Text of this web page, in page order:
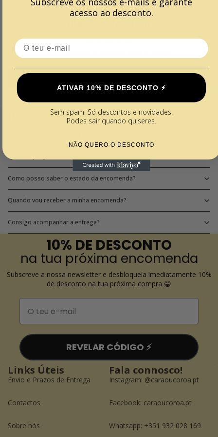
Seja o primeiro a escrever uma avaliação
Perguntas Frequentes
Qual é o preço do envio?
Como posso saber o estado da encomenda?
Quando vou receber a minha encomenda?
Consigo acompanhar a entrega?
10% DE DESCONTO
na tua próxima encomenda
Subscreve a nossa newsletter e desbloqueia imediatamente 10%
de desconto na tua próxima compra 😁
REVELAR CÓDIGO ⚡️
Links Úteis
Envio e Prazos de Entrega
Contactos
Sobre nós
Fala connosco!
Instagram: @caraoucoroa.pt
Facebook: caraoucoroa.pt
Whatsapp: +351 932 028 169
Política de reembolso
acesso ao desconto.
Email
ATIVAR 10% DE DESCONTO ⚡️
Sem spam. Só descontos e novidades.
Podes sair quando quiseres.
NÃO QUERO O DESCONTO